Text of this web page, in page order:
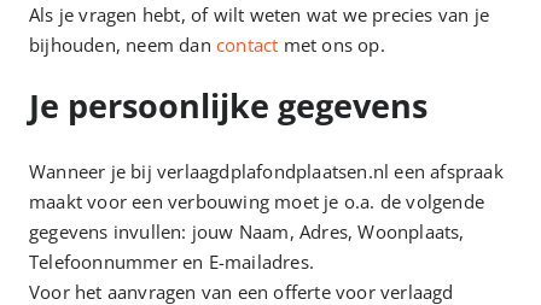
Als je vragen hebt, of wilt weten wat we precies van je
bijhouden, neem dan contact met ons op.
Je persoonlijke gegevens
Wanneer je bij verlaagdplafondplaatsen.nl een afspraak
maakt voor een verbouwing moet je o.a. de volgende
gegevens invullen: jouw Naam, Adres, Woonplaats,
Telefoonnummer en E-mailadres.
Voor het aanvragen van een offerte voor verlaagd